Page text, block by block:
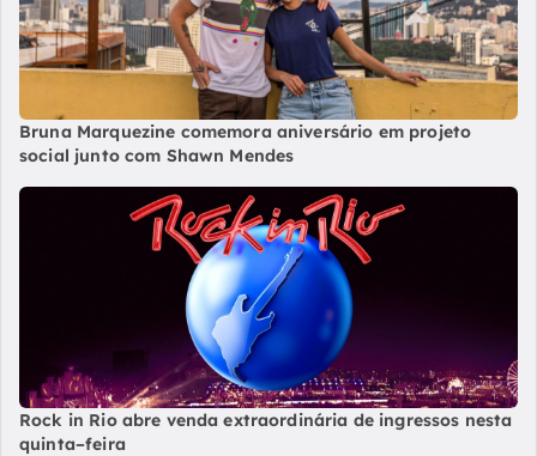
Bruna Marquezine comemora aniversário em projeto
social junto com Shawn Mendes
Rock in Rio abre venda extraordinária de ingressos nesta
quinta–feira